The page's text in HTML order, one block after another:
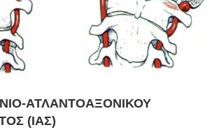
ΑΤΛΑΝΤΟΑΞΟΝΙΚΟΥ
(ΙΑΣ)